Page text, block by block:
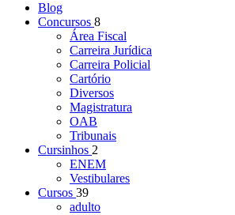
Blog
Concursos 8
Área Fiscal
Carreira Jurídica
Carreira Policial
Cartório
Diversos
Magistratura
OAB
Tribunais
Cursinhos 2
ENEM
Vestibulares
Cursos 39
adulto